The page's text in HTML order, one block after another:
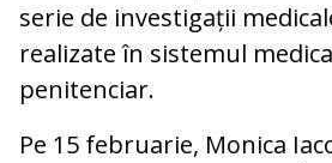
serie de investigații
realizate în sistemul
penitenciar.
Pe 15 februarie, Monica